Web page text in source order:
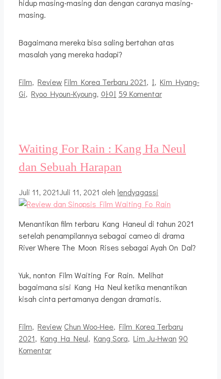
hidup masing-masing dan dengan caranya masing-
masing.
Bagaimana mereka bisa saling bertahan atas
masalah yang mereka hadapi?
Kategori
Film, Review Tag
Film Korea Terbaru 2021, I, Kim Hyang-
Gi, Ryoo Hyoun-Kyoung, 아이 59 Komentar
Waiting For Rain : Kang Ha Neul
dan Sebuah Harapan
Juli 11, 2021Juli 11, 2021 oleh lendyagassi
Menantikan film terbaru Kang Haneul di tahun 2021
setelah penampilannya sebagai cameo di drama
River Where The Moon Rises sebagai Ayah On Dal?
Yuk, nonton Film Waiting For Rain. Melihat
bagaimana sisi Kang Ha Neul ketika menantikan
kisah cinta pertamanya dengan dramatis.
Kategori
Film, Review Tag
Chun Woo-Hee, Film Korea Terbaru
2021, Kang Ha Neul, Kang Sora, Lim Ju-Hwan 90
Komentar